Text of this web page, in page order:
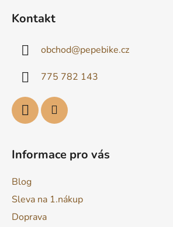
Kontakt
obchod@pepebike.cz
775 782 143
Informace pro vás
Blog
Sleva na 1.nákup
Doprava